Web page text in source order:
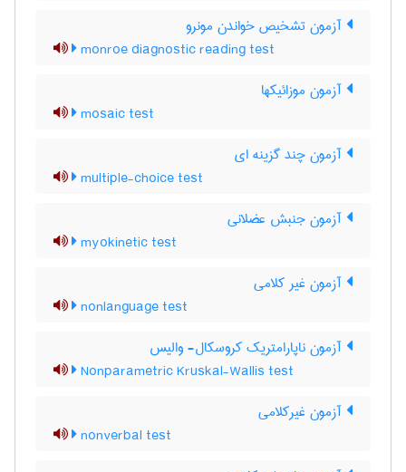
آزمون تشخیص خواندن مونرو
monroe diagnostic reading test
آزمون موزائیکها
mosaic test
آزمون چند گزینه ای
multiple-choice test
آزمون جنبش عضلانی
myokinetic test
آزمون غیر کلامی
nonlanguage test
آزمون ناپارامتریک کروسکال- والیس
Nonparametric Kruskal-Wallis test
آزمون غیرکلامی
nonverbal test